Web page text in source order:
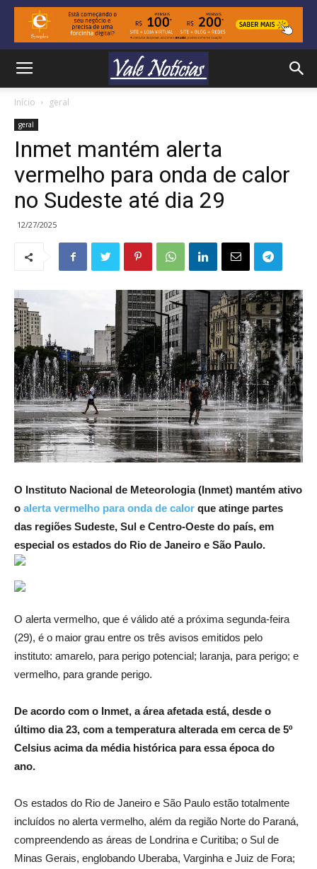
Início geral
geral
Inmet mantém alerta
vermelho para onda de calor
no Sudeste até dia 29
12/27/2025
O Instituto Nacional de Meteorologia (Inmet) mantém ativo
o alerta vermelho para onda de calor que atinge partes
das regiões Sudeste, Sul e Centro-Oeste do país, em
especial os estados do Rio de Janeiro e São Paulo.
O alerta vermelho, que é válido até a próxima segunda-feira
(29), é o maior grau entre os três avisos emitidos pelo
instituto: amarelo, para perigo potencial; laranja, para perigo; e
vermelho, para grande perigo.
De acordo com o Inmet, a área afetada está, desde o
último dia 23, com a temperatura alterada em cerca de 5º
Celsius acima da média histórica para essa época do
ano.
Os estados do Rio de Janeiro e São Paulo estão totalmente
incluídos no alerta vermelho, além da região Norte do Paraná,
compreendendo as áreas de Londrina e Curitiba; o Sul de
Minas Gerais, englobando Uberaba, Varginha e Juiz de Fora;